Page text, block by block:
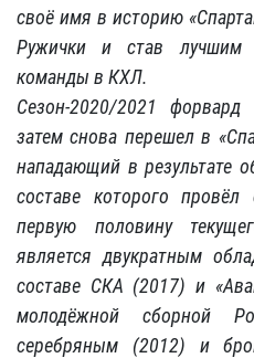
своё имя в историю
Ружички и став лучшим
команды в КХЛ.
Сезон-2020/2021
затем снова перешел в
нападающий в результате
составе которого
первую половину
является двукратным
составе СКА (2017) и
молодёжной сборной
серебряным (2012) и